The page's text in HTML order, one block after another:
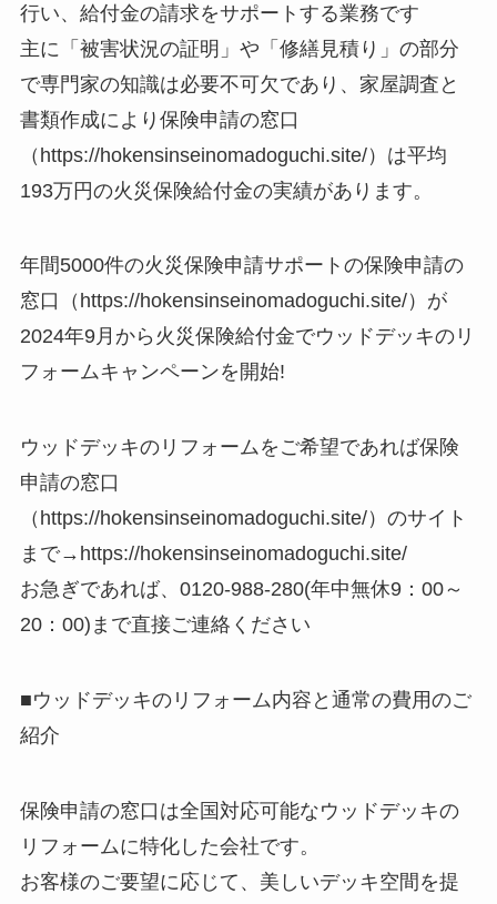
行い、給付金の請求をサポートする業務です
主に「被害状況の証明」や「修繕見積り」の部分
で専門家の知識は必要不可欠であり、家屋調査と
書類作成により保険申請の窓口
（https://hokensinseinomadoguchi.site/）は平均
193万円の火災保険給付金の実績があります。
年間5000件の火災保険申請サポートの保険申請の
窓口（https://hokensinseinomadoguchi.site/）が
2024年9月から火災保険給付金でウッドデッキのリ
フォームキャンペーンを開始!
ウッドデッキのリフォームをご希望であれば保険
申請の窓口
（https://hokensinseinomadoguchi.site/）のサイト
まで→https://hokensinseinomadoguchi.site/
お急ぎであれば、0120-988-280(年中無休9：00～
20：00)まで直接ご連絡ください
■ウッドデッキのリフォーム内容と通常の費用のご
紹介
保険申請の窓口は全国対応可能なウッドデッキの
リフォームに特化した会社です。
お客様のご要望に応じて、美しいデッキ空間を提